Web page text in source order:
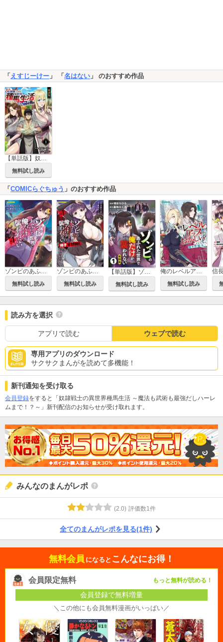
「えすじーけー 」 「名はない 」 のおすすめ作品
【単話版】奴隷戦士の異世界種馬生活 ～魔法も武術も最強だしハーレムまで！？～（フルカラー）
無料試し読み
「 COMICらぐちゅう 」のおすすめ作品
無料試し読み 無料試し読み 無料試し読み 無料試し読み
読み方を選択
アプリで読む ウェブで読む
専用アプリのダウンロード
サクサクまんがを読めて多機能！
新刊通知を受け取る
会員登録をすると「奴隷戦士の異世界種馬生活 ～魔法も武術も最強だしハーレ
ムまで！？～」新刊配信のお知らせが受け取れます。
みんなのまんがレポ
(2.0) 評価数1件
全てのまんがレポを見る(1件)
無料会員 になると こんなにお得！
会員限定無料 もっと無料が読める！
会員登録で無料増量
＼この他にも会員無料漫画がいっぱい／